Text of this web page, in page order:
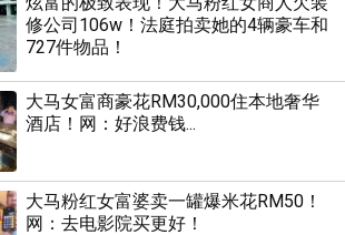
修公司106w！法庭拍卖她的4辆豪车和
727件物品！
大马女富商豪花RM30,000住本地奢华
酒店！网：好浪费钱...
大马粉红女富婆卖一罐爆米花RM50！
网：去电影院买更好！